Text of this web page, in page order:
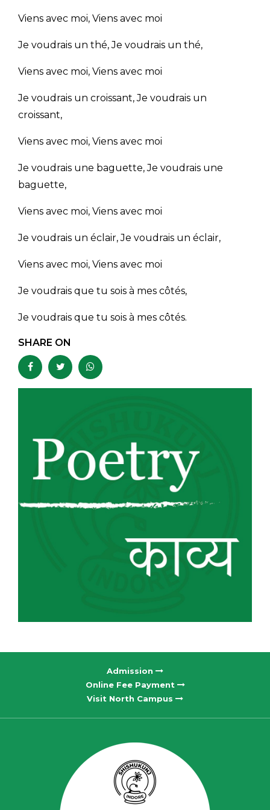
Viens avec moi, Viens avec moi
Je voudrais un thé, Je voudrais un thé,
Viens avec moi, Viens avec moi
Je voudrais un croissant, Je voudrais un
croissant,
Viens avec moi, Viens avec moi
Je voudrais une baguette, Je voudrais une
baguette,
Viens avec moi, Viens avec moi
Je voudrais un éclair, Je voudrais un éclair,
Viens avec moi, Viens avec moi
Je voudrais que tu sois à mes côtés,
Je voudrais que tu sois à mes côtés.
SHARE ON
Admission
Online Fee Payment
Visit North Campus